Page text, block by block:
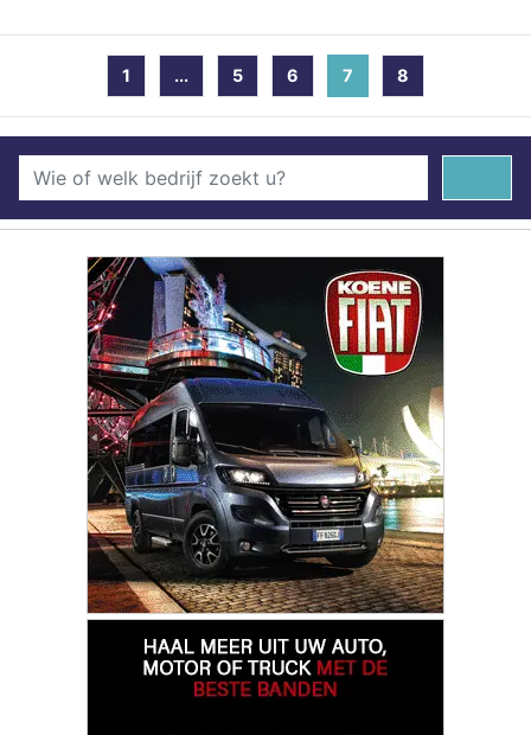
1 ... 5 6 7 (current)
8